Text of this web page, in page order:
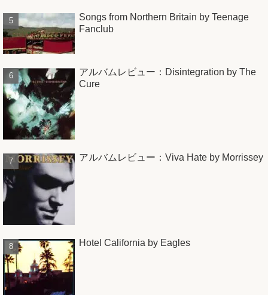
Songs from Northern Britain by Teenage
Fanclub
アルバムレビュー：Disintegration by The
Cure
アルバムレビュー：Viva Hate by Morrissey
Hotel California by Eagles